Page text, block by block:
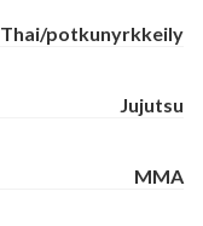
Thai/potkunyrkkeily
Jujutsu
MMA